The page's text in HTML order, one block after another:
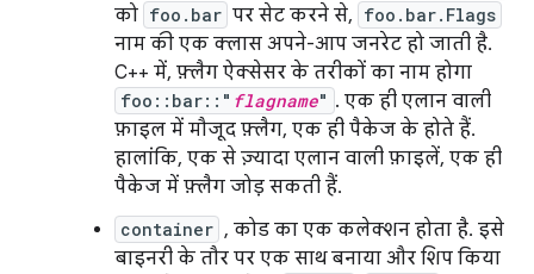
को foo.bar पर सेट करने से, foo.bar.Flags
नाम की एक क्लास अपने-आप जनरेट हो जाती है.
C++ में, फ़्लैग ऐक्सेसर के तरीकों का नाम होगा
foo::bar::" flagname" . एक ही एलान वाली
फ़ाइल में मौजूद फ़्लैग, एक ही पैकेज के होते हैं.
हालांकि, एक से ज़्यादा एलान वाली फ़ाइलें, एक ही
पैकेज में फ़्लैग जोड़ सकती हैं.
container , कोड का एक कलेक्शन होता है. इसे
बाइनरी के तौर पर एक साथ बनाया और शिप किया